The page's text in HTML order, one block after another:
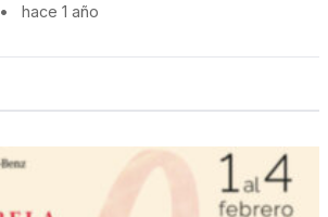
• hace 1 año